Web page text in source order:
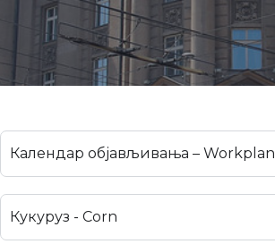
Календар објављивања – Workplan
Кукуруз - Corn